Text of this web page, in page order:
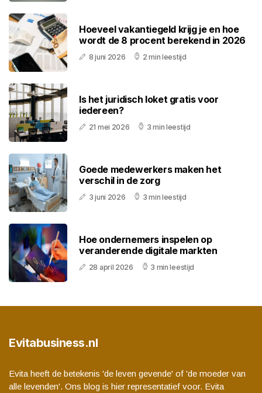
Hoeveel vakantiegeld krijg je en hoe
wordt de 8 procent berekend in 2026
8 juni 2026 2 min leestijd
Is het juridisch loket gratis voor
iedereen?
21 mei 2026 3 min leestijd
Goede medewerkers maken het
verschil in de zorg
3 juni 2026 3 min leestijd
Hoe ondernemers inspelen op
veranderende digitale markten
28 april 2026 3 min leestijd
Evitabusiness.nl
Evita heeft de betekenis 'de leven gevende' of 'de moeder van
alle levenden'. Ons blog is hier representatief voor. Evita